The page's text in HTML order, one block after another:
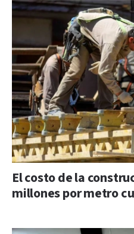
El costo de la
millones por metro